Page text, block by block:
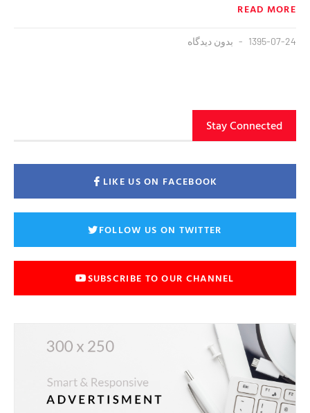
READ MORE
1395-07-24 بدون دیدگاه
Stay Connected
LIKE US ON FACEBOOK
FOLLOW US ON TWITTER
SUBSCRIBE TO OUR CHANNEL